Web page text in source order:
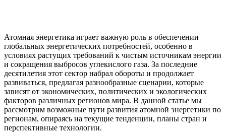
Атомная энергетика играет важную роль в обеспечении
глобальных энергетических потребностей, особенно в
условиях растущих требований к чистым источникам энергии
и сокращения выбросов углекислого газа. За последние
десятилетия этот сектор набрал обороты и продолжает
развиваться, предлагая разнообразные сценарии, которые
зависят от экономических, политических и экологических
факторов различных регионов мира. В данной статье мы
рассмотрим возможные пути развития атомной энергетики по
регионам, опираясь на текущие тенденции, планы стран и
перспективные технологии.